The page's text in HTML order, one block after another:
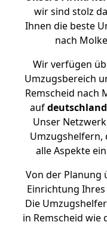
wir sind stolz
Ihnen die beste
nach
Wir verfügen
Umzugsbereich
Remscheid nach
auf
Unser
Umzugshelfern,
alle Aspekte
Von der Planung
Einrichtung
Die
in Remscheid wie